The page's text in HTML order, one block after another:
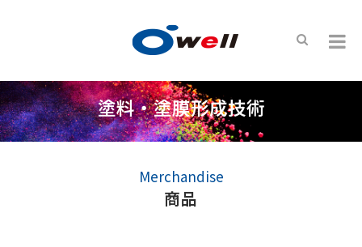
塗料・塗膜形成技術
Merchandise
商品